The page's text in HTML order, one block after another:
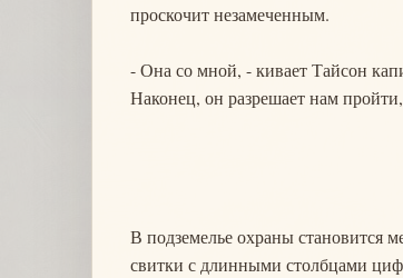
проскочит незамеченным.
- Она со мной, - кивает Тайсон
Наконец, он разрешает нам
В подземелье охраны становится
свитки с длинными столбцами